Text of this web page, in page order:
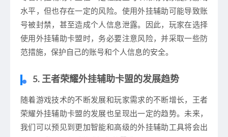
水平，但也存在一定的风险。使用外挂辅助可能导致账
号被封禁，甚至造成个人信息泄露。因此，玩家在选择
使用外挂辅助卡盟时，务必要注意风险，并采取一些防
范措施，保护自己的账号和个人信息的安全。
5. 王者荣耀外挂辅助卡盟的发展趋势
随着游戏技术的不断发展和玩家需求的不断增长，王者
荣耀外挂辅助卡盟的发展也呈现出一定的趋势。未来，
我们可以预见到更加智能和高级的外挂辅助工具将会出